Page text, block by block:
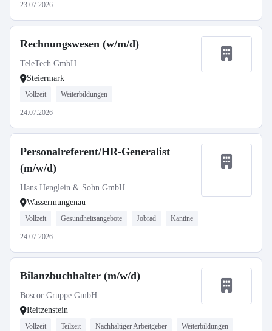
23.07.2026
Rechnungswesen (w/m/d)
TeleTech GmbH
Steiermark
Vollzeit Weiterbildungen
24.07.2026
Personalreferent/HR-Generalist
(m/w/d)
Hans Henglein & Sohn GmbH
Wassermungenau
Vollzeit Gesundheitsangebote Jobrad Kantine
24.07.2026
Bilanzbuchhalter (m/w/d)
Boscor Gruppe GmbH
Reitzenstein
Vollzeit Teilzeit Nachhaltiger Arbeitgeber Weiterbildungen